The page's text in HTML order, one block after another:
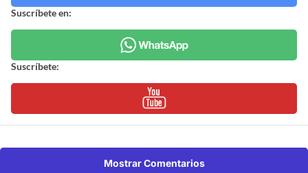
Suscríbete en:
Suscríbete:
Mostrar Comentarios